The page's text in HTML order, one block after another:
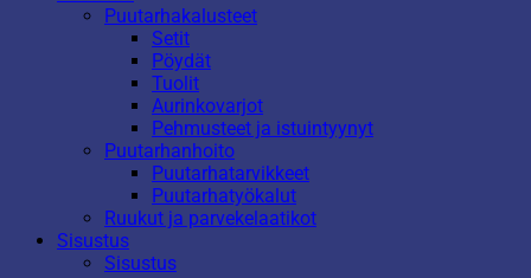
Puutarhakalusteet
Setit
Pöydät
Tuolit
Aurinkovarjot
Pehmusteet ja istuintyynyt
Puutarhanhoito
Puutarhatarvikkeet
Puutarhatyökalut
Ruukut ja parvekelaatikot
Sisustus
Sisustus